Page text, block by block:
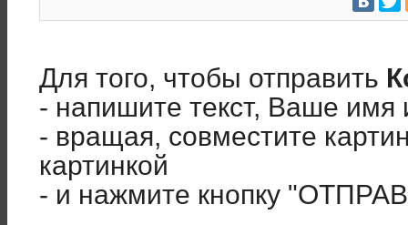
Для того, чтобы отправить
- напишите текст, Ваше имя
- вращая, совместите
картинкой
- и нажмите кнопку